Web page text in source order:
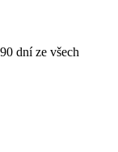
dní ze všech